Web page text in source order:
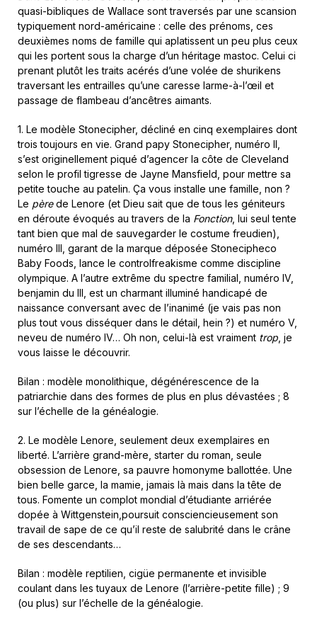
quasi-bibliques de Wallace sont traversés par une scansion
typiquement nord-américaine : celle des prénoms, ces
deuxièmes noms de famille qui aplatissent un peu plus ceux
qui les portent sous la charge d’un héritage mastoc. Celui ci
prenant plutôt les traits acérés d’une volée de shurikens
traversant les entrailles qu’une caresse larme-à-l’œil et
passage de flambeau d’ancêtres aimants.
1. Le modèle Stonecipher, décliné en cinq exemplaires dont
trois toujours en vie. Grand papy Stonecipher, numéro II,
s’est originellement piqué d’agencer la côte de Cleveland
selon le profil tigresse de Jayne Mansfield, pour mettre sa
petite touche au patelin. Ça vous installe une famille, non ?
Le pèrede Lenore (et Dieu sait que de tous les géniteurs
en déroute évoqués au travers de la Fonction, lui seul tente
tant bien que mal de sauvegarder le costume freudien),
numéro III, garant de la marque déposée Stonecipheco
Baby Foods, lance le controlfreakisme comme discipline
olympique. A l’autre extrême du spectre familial, numéro IV,
benjamin du III, est un charmant illuminé handicapé de
naissance conversant avec de l’inanimé (je vais pas non
plus tout vous disséquer dans le détail, hein ?) et numéro V,
neveu de numéro IV… Oh non, celui-là est vraiment trop , je
vous laisse le découvrir.
Bilan : modèle monolithique, dégénérescence de la
patriarchie dans des formes de plus en plus dévastées ; 8
sur l’échelle de la généalogie.
2. Le modèle Lenore, seulement deux exemplaires en
liberté. L’arrière grand-mère, starter du roman, seule
obsession de Lenore, sa pauvre homonyme ballottée. Une
bien belle garce, la mamie, jamais là mais dans la tête de
tous. Fomente un complot mondial d’étudiante arriérée
dopée à Wittgenstein,poursuit consciencieusement son
travail de sape de ce qu’il reste de salubrité dans le crâne
de ses descendants…
Bilan : modèle reptilien, cigüe permanente et invisible
coulant dans les tuyaux de Lenore (l’arrière-petite fille) ; 9
(ou plus) sur l’échelle de la généalogie.